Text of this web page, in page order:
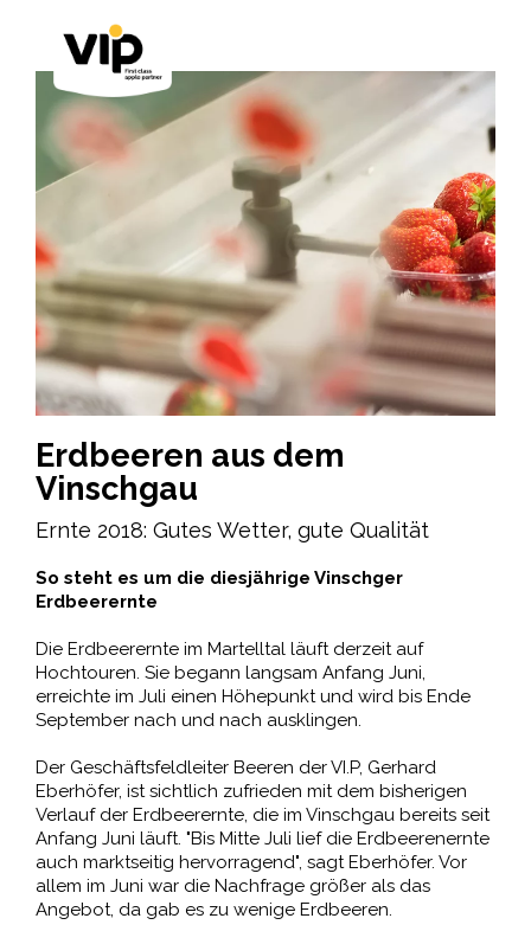
Erdbeeren aus dem
Vinschgau
Ernte 2018: Gutes Wetter, gute Qualität
So steht es um die diesjährige Vinschger
Erdbeerernte
Die Erdbeerernte im Martelltal läuft derzeit auf
Hochtouren. Sie begann langsam Anfang Juni,
erreichte im Juli einen Höhepunkt und wird bis Ende
September nach und nach ausklingen.
Der Geschäftsfeldleiter Beeren der VI.P, Gerhard
Eberhöfer, ist sichtlich zufrieden mit dem bisherigen
Verlauf der Erdbeerernte, die im Vinschgau bereits seit
Anfang Juni läuft. "Bis Mitte Juli lief die Erdbeerenernte
auch marktseitig hervorragend", sagt Eberhöfer. Vor
allem im Juni war die Nachfrage größer als das
Angebot, da gab es zu wenige Erdbeeren.